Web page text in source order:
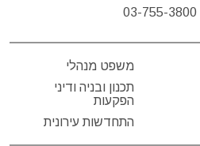
03-755-3800
משפט מנהלי
תכנון ובניה ודיני
הפקעות
התחדשות עירונית